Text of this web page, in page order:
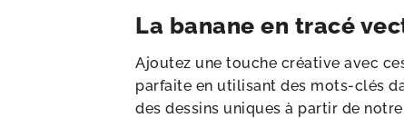
La banane en tracé
Ajoutez une touche créative avec
parfaite en utilisant des mots-clés
des dessins uniques à partir de notre